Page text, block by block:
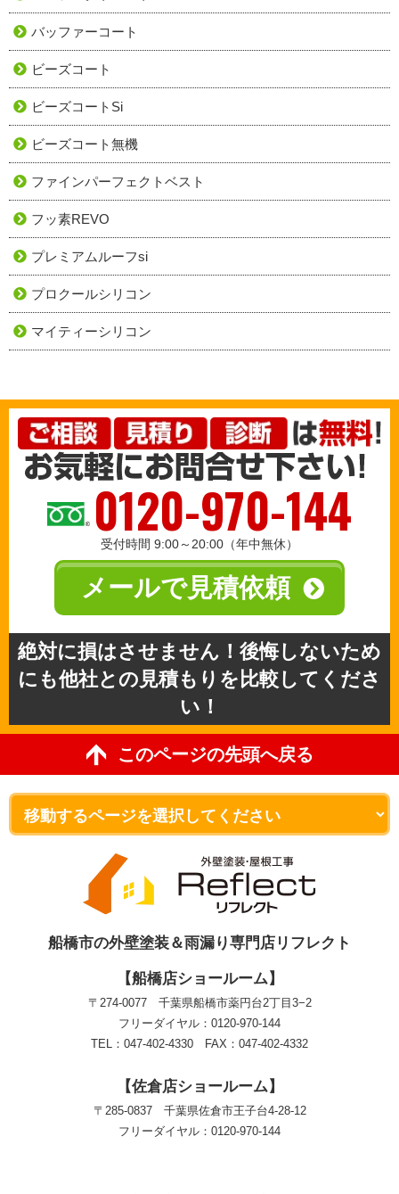
バッファーコート
ビーズコート
ビーズコートSi
ビーズコート無機
ファインパーフェクトベスト
フッ素REVO
プレミアムルーフsi
プロクールシリコン
マイティーシリコン
0120-970-144
受付時間 9:00～20:00（年中無休）
メールで見積依頼
絶対に損はさせません！後悔しないため
にも他社との見積もりを比較してくださ
い！
このページの先頭へ戻る
船橋市の外壁塗装＆雨漏り専門店リフレクト
【船橋店ショールーム】
〒274-0077 千葉県船橋市薬円台2丁目3−2
フリーダイヤル：0120-970-144
TEL：047-402-4330 FAX：047-402-4332
【佐倉店ショールーム】
〒285-0837 千葉県佐倉市王子台4-28-12
フリーダイヤル：0120-970-144